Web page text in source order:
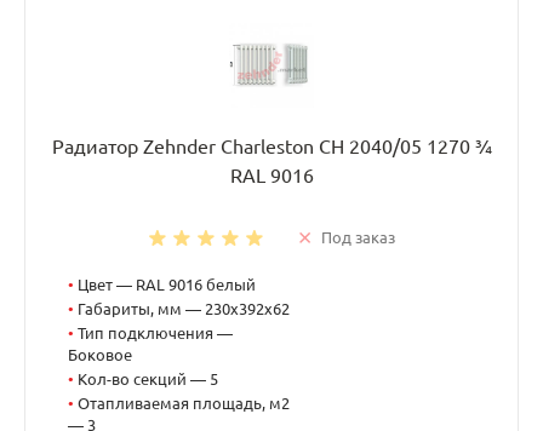
Радиатор Zehnder Charleston CH 2040/05 1270 ¾
RAL 9016
Под заказ
• Цвет — RAL 9016 белый
• Габариты, мм — 230x392x62
• Тип подключения —
Боковое
• Кол-во секций — 5
• Отапливаемая площадь, м2
— 3